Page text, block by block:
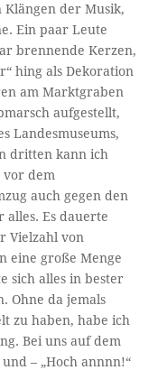
der Musik,
Ein paar Leute
brennende Kerzen,
hing als Dekoration
am Marktgraben
aufgestellt,
Landesmuseums,
dritten kann ich
dem
auch gegen den
Es dauerte
Vielzahl von
eine große Menge
sich alles in bester
Ohne da jemals
zu haben, habe ich
Bei uns auf dem
– „Hoch annnn!“